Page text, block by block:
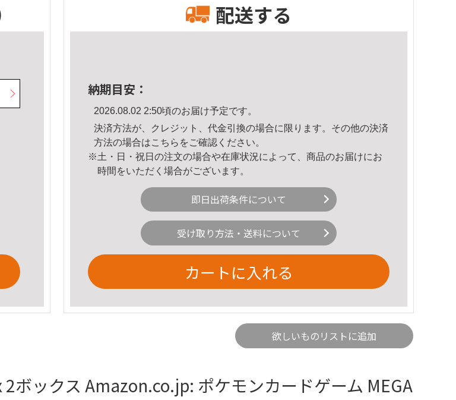
配送する
納期目安：
2026.08.02 2:50頃のお届け予定です。
決済方法が、クレジット、代金引換の場合に限ります。その他の決済
方法の場合はこちら をご確認ください。
※土・日・祝日の注文の場合や在庫状況によって、商品のお届けにお
時間をいただく場合がございます。
即日出荷条件について
受け取り方法・送料について
カートに入れる
欲しいものリストに追加
ボックス Amazon.co.jp: ポケモンカードゲーム MEGA